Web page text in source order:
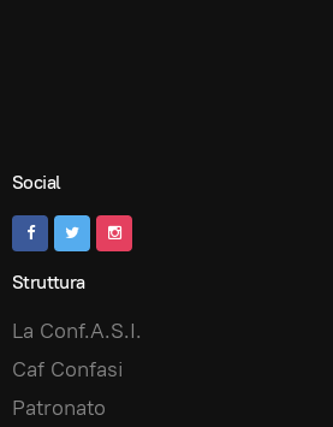
Social
Struttura
La Conf.A.S.I.
Caf Confasi
Patronato